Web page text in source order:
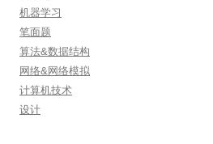
机器学习
笔面题
算法&数据结构
网络&网络模拟
计算机技术
设计